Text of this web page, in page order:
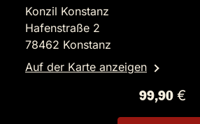
Konzil Konstanz
Hafenstraße 2
78462 Konstanz
Auf der Karte anzeigen
99,90 €